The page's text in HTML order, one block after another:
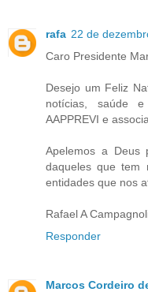
rafa 22 de
Caro Presidente
Desejo um Feliz
notícias, saúde
AAPPREVI e
Apelemos a Deus
daqueles que tem
entidades que nos
Rafael A
Responder
Marcos Cordeiro